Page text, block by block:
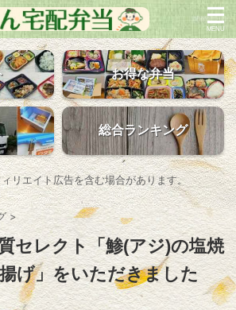
お得な弁当
総合ランキング
リエイト広告を含む場合があります。
>
セレクト「鯵(アジ)の塩焼
げ」をいただきました